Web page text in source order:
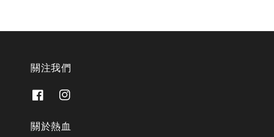
關注我們
關於熱血